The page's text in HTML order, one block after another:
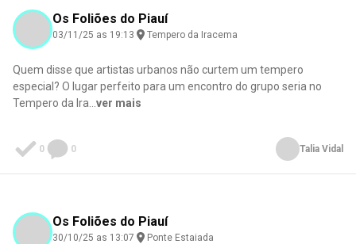
0 0
0 0
0 0
0 0
0 0
0 0
0 0
0 0
0 0
0 0
Os Foliões do Piauí
03/11/25 as 19:13 Tempero da Iracema
Quem disse que artistas urbanos não curtem um tempero
especial? O lugar perfeito para um encontro do grupo seria no
Tempero da Ira
ver mais
0 0 Talia Vidal
Os Foliões do Piauí
30/10/25 as 13:07 Ponte Estaiada